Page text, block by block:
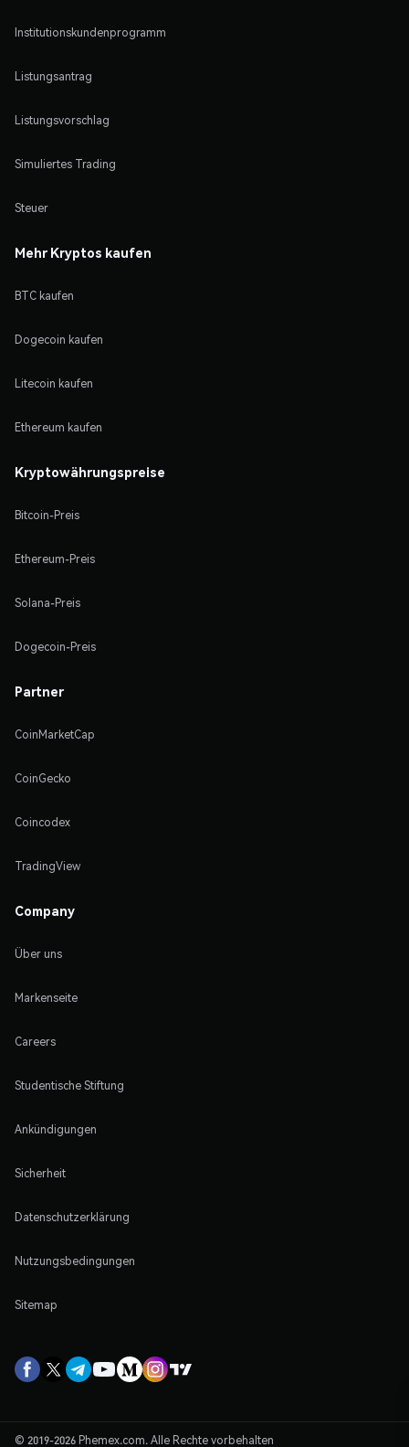
Institutionskundenprogramm
Listungsantrag
Listungsvorschlag
Simuliertes Trading
Steuer
Mehr Kryptos kaufen
BTC kaufen
Dogecoin kaufen
Litecoin kaufen
Ethereum kaufen
Kryptowährungspreise
Bitcoin-Preis
Ethereum-Preis
Solana-Preis
Dogecoin-Preis
Partner
CoinMarketCap
CoinGecko
Coincodex
TradingView
Company
Über uns
Markenseite
Careers
Studentische Stiftung
Ankündigungen
Sicherheit
Datenschutzerklärung
Nutzungsbedingungen
Sitemap
© 2019-2026 Phemex.com. Alle Rechte vorbehalten